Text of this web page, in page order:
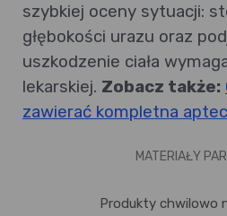
szybkiej oceny sytuacji:
głębokości urazu oraz
uszkodzenie ciała
lekarskiej. Zobacz także:
zawierać kompletna
MATERIAŁY
Produkty chwilowo